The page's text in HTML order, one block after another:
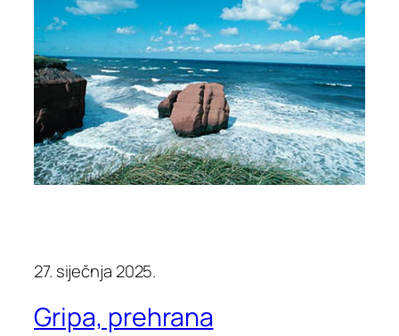
27. siječnja 2025.
Gripa, prehrana